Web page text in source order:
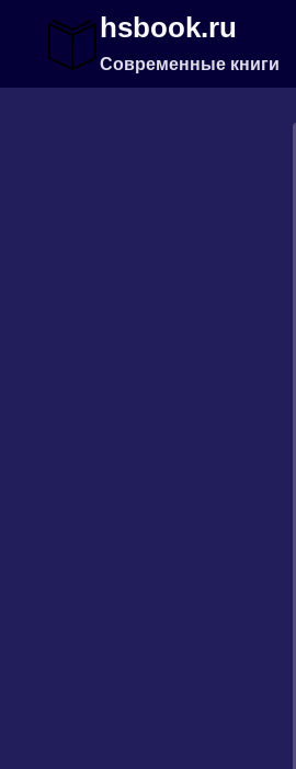
содержимому
hsbook.ru
Современные книги